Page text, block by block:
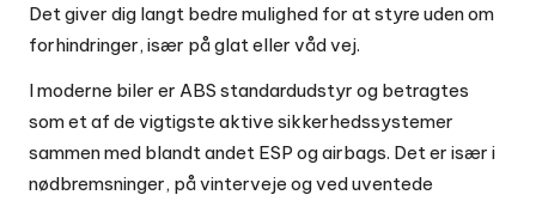
Det giver dig langt bedre mulighed for at styre uden om
forhindringer, især på glat eller våd vej.
I moderne biler er ABS standardudstyr og betragtes
som et af de vigtigste aktive sikkerhedssystemer
sammen med blandt andet ESP og airbags. Det er især i
nødbremsninger, på vinterveje og ved uventede